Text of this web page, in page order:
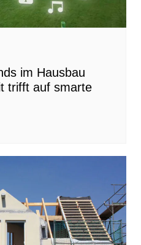
im Hausbau
trifft auf smarte